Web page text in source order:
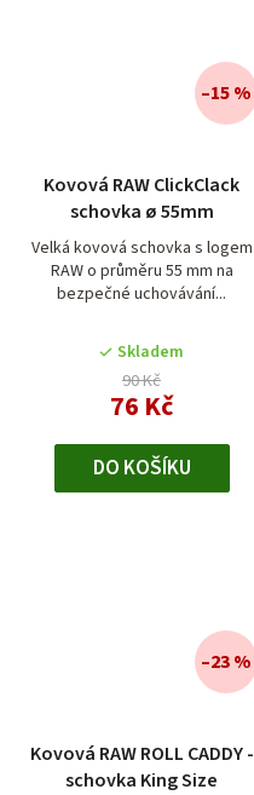
Kovová RAW ClickClack
schovka ø 55mm
Velká kovová schovka s logem
RAW o průměru 55 mm na
bezpečné uchovávání...
Skladem
90 Kč
76 Kč
–15 %
DO KOŠÍKU
Kovová RAW ROLL CADDY -
schovka King Size
–23 %